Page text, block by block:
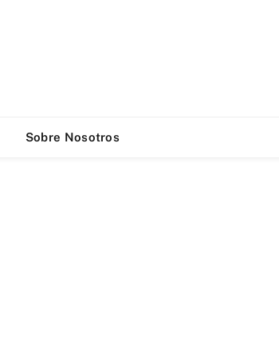
Sobre Nosotros